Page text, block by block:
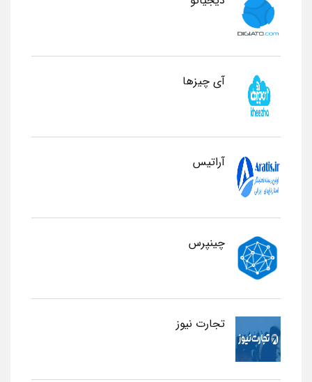
آی چیزها
آراتیس
چینپرس
تجارت نیوز